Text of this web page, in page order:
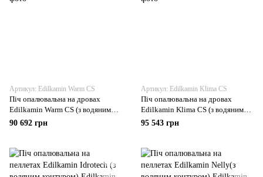
Артикул: Edilkamin Warm CS
Піч опалювальна на дровах
Edilkamin Warm CS (з водяним
контуром)
90 692 грн
Артикул: Edilkamin Klima CS
Піч опалювальна на дровах
Edilkamin Klima CS (з водяним
контуром)
95 543 грн